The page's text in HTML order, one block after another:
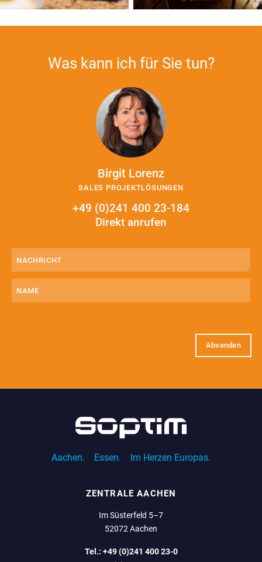
Was kann ich für Sie tun?
Birgit Lorenz
SALES PROJEKTLÖSUNGEN
+49 (0)241 400 23-184
Direkt anrufen
Aachen. Essen. Im Herzen Europas.
ZENTRALE AACHEN
Im Süsterfeld 5–7
52072 Aachen
Tel.: +49 (0)241 400 23-0